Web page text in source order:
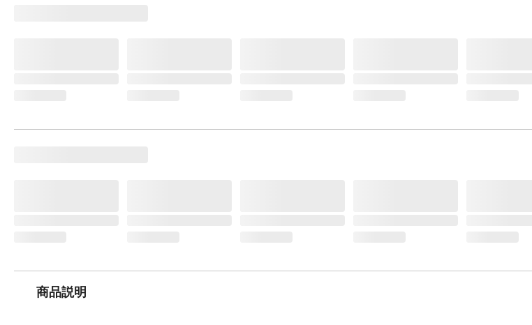
商品説明